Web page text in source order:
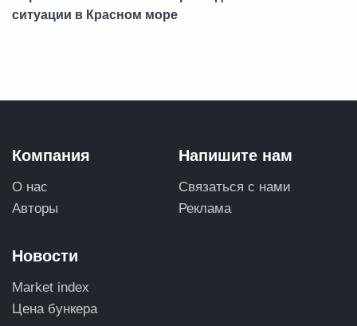
ситуации в Красном море
Компания
О нас
Авторы
Напишите нам
Связаться с нами
Реклама
Новости
Market index
Цена бункера